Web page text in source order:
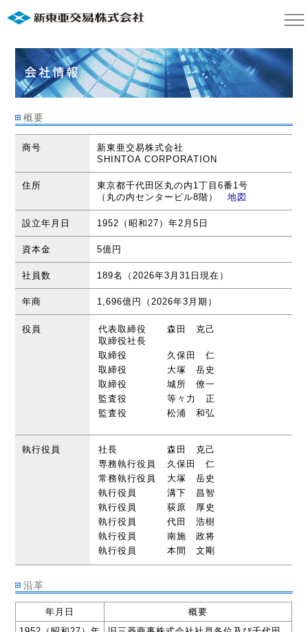
概要
商号
新東亜交易株式会社
SHINTOA CORPORATION
住所
東京都千代田区丸の内1丁目6番1号
（丸の内センタービル8階）地図
設立年月日 1952（昭和27）年2月5日
資本金 5億円
社員数 189名（2026年3月31日現在）
年商 1,696億円（2026年3月期）
役員
代表取締役
取締役社長
森田 克己
取締役
久保田 仁
取締役
大塚 岳史
取締役
城所 僚一
監査役
等々力 正
監査役
松浦 和弘
執行役員 社長
森田 克己
専務執行役員
久保田 仁
常務執行役員
大塚 岳史
執行役員
溝下 昌智
執行役員
荻原 厚史
執行役員
代田 浩樹
執行役員
南施 政将
執行役員
本間 文剛
沿革
年月日
概要